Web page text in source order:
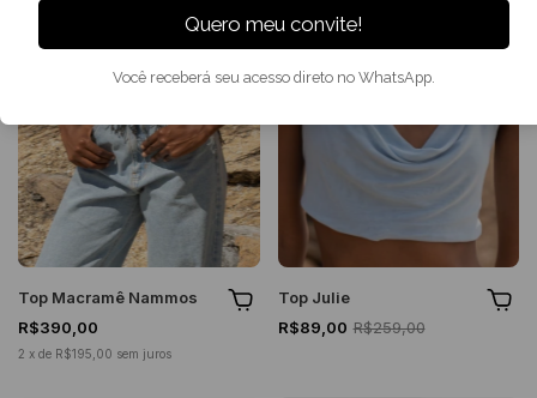
Top Macramê Nammos
R$390,00
2 x de R$195,00 sem juros
Top Julie
R$89,00 R$259,00
Quero meu convite!
Você receberá seu acesso direto no WhatsApp.